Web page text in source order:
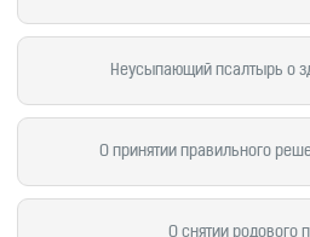
Неусыпающий псалтырь о
О принятии правильного
О снятии родового